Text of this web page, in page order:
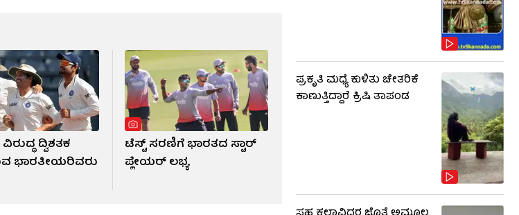
ದ್ವಿಶತಕ
ಭಾರತೀಯರಿವರು
ಟೆಸ್ಟ್ ಸರಣಿಗೆ ಭಾರತದ ಸ್ಟಾರ್
ಪ್ಲೇಯರ್ ಲಭ್ಯ
ಪ್ರಕೃತಿ ಮಧ್ಯೆ ಕುಳಿತು ಚೇತರಿಕೆ
ಕಾಣುತ್ತಿದ್ದಾರೆ ಕ್ರಿಷಿ ತಾಪಂಡ